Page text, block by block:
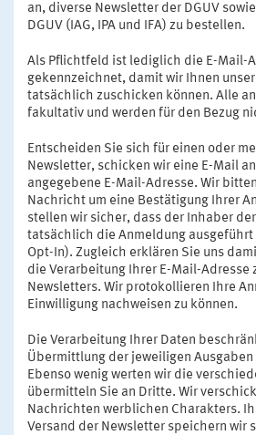
an, diverse Newsletter der DGUV
DGUV (IAG, IPA und IFA) zu bestellen.
Als Pflichtfeld ist lediglich die E-Mail-
gekennzeichnet, damit wir Ihnen
tatsächlich zuschicken können. Alle
fakultativ und werden für den Bezug
Entscheiden Sie sich für einen oder
Newsletter, schicken wir eine E-Mail
angegebene E-Mail-Adresse. Wir
Nachricht um eine Bestätigung Ihrer
stellen wir sicher, dass der Inhaber
tatsächlich die Anmeldung ausgeführt
Opt-In). Zugleich erklären Sie uns
die Verarbeitung Ihrer E-Mail-Adresse
Newsletters. Wir protokollieren Ihre
Einwilligung nachweisen zu können.
Die Verarbeitung Ihrer Daten
Übermittlung der jeweiligen
Ebenso wenig werten wir die
übermitteln Sie an Dritte. Wir
Nachrichten werblichen Charakters.
Versand der Newsletter speichern wir